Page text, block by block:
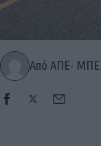
Από ΑΠΕ- ΜΠΕ